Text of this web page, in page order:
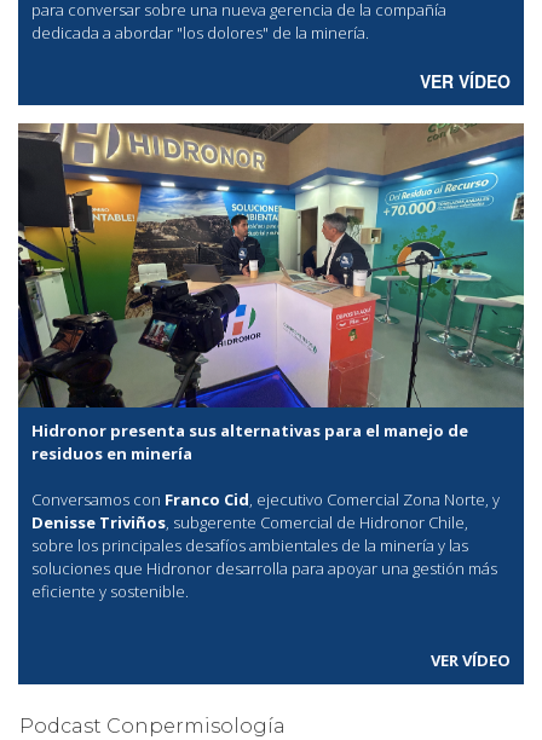
para conversar sobre una nueva gerencia de la compañía
dedicada a abordar "los dolores" de la minería.
VER VÍDEO
Hidronor presenta sus alternativas para el manejo de
residuos en minería
Conversamos con Franco Cid, ejecutivo Comercial Zona Norte, y
Denisse Triviños, subgerente Comercial de Hidronor Chile,
sobre los principales desafíos ambientales de la minería y las
soluciones que Hidronor desarrolla para apoyar una gestión más
eficiente y sostenible.
VER VÍDEO
Podcast Conpermisología